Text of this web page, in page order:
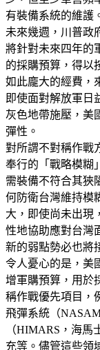
有裝備系統的維護
未來幾週，川普政
將針對未來四年的
的採購預算，得以
如此龐大的經費，
即使面對解放軍日
灰色地帶施壓，美
彈性。
對所謂不對稱作戰
奉行的「戰略模糊
需裝備不符合其狹
何防衛台灣維持模
大，即使尚未出現
性地協助應對台灣
新的弱點勢必也將
令人憂心的是，美
增軍購預算，用於
稱作戰優先項目，
飛彈系統（
（HIMARS，海
充等。儘管這些領